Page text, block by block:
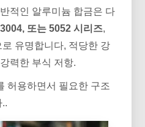
적인 알루미늄 합금은 다
또는 5052 시리즈,
유명합니다, 적당한 강
력한 부식 저항.
허용하면서 필요한 구조